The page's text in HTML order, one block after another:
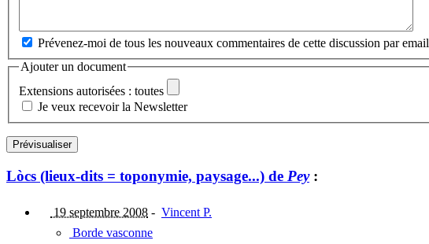
Prévenez-moi de tous les nouveaux commentaires de cette discussion par email
Ajouter un document
Extensions autorisées : toutes
Je veux recevoir la Newsletter
Lòcs (lieux-dits = toponymie, paysage...) de Pey:
19 septembre 2008 - Vincent P.
Borde vasconne